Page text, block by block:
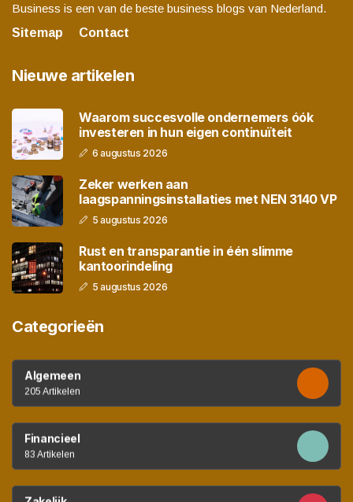
Business is een van de beste business blogs van Nederland.
Sitemap
Contact
Nieuwe artikelen
Waarom succesvolle ondernemers óók
investeren in hun eigen continuïteit
6 augustus 2026
Zeker werken aan
laagspanningsinstallaties met NEN 3140 VP
5 augustus 2026
Rust en transparantie in één slimme
kantoorindeling
5 augustus 2026
Categorieën
Algemeen
205 Artikelen
Financieel
83 Artikelen